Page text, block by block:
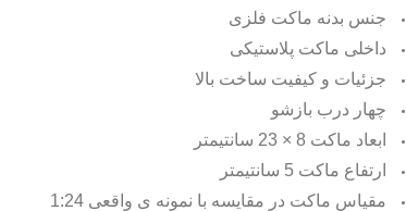
جنس بدنه ماکت فلزی
داخلی ماکت پلاستیکی
جزئیات و کیفیت ساخت بالا
چهار درب بازشو
ابعاد ماکت 8 × 23 سانتیمتر
ارتفاع ماکت 5 سانتیمتر
مقیاس ماکت در مقایسه با نمونه ی واقعی 1:24